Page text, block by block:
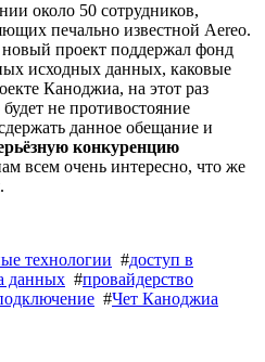
около 50 сотрудников,
печально известной Aereo.
проект поддержал фонд
исходных данных, каковые
Каноджиа, на этот раз
не противостояние
данное обещание и
конкуренцию
всем очень интересно, что же
технологии #доступ в
данных #провайдерство
#Чет Каноджиа